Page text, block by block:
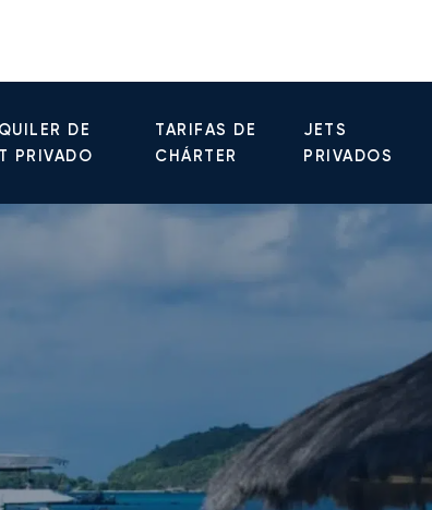
DE
PRIVADO
TARIFAS DE
CHÁRTER
JETS
PRIVADOS